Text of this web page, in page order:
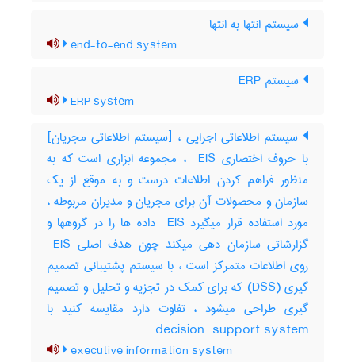
سیستم انتها به انتها
end-to-end system
سیستم ERP
ERP system
سیستم اطلاعاتی اجرایی ، [سیستم اطلاعاتی مجریان]
با حروف اختصاری ‎ EIS ، مجموعه ابزاری است که به
منظور فراهم کردن اطلاعات درست و به موقع از یک
سازمان و محصولات آن برای مجریان و مدیران مربوطه ،
مورد استفاده قرار میگیرد ‎ EIS داده ها را در گروهها و
گزارشاتی سازمان دهی میکند چون هدف اصلی ‎ EIS
روی اطلاعات متمرکز است ، با سیستم پشتیبانی تصمیم
گیری (‎DSS) که برای کمک در تجزیه و تحلیل و تصمیم
گیری طراحی میشود ، تفاوت دارد مقایسه کنید با
‎decision ‎ support system
executive information system